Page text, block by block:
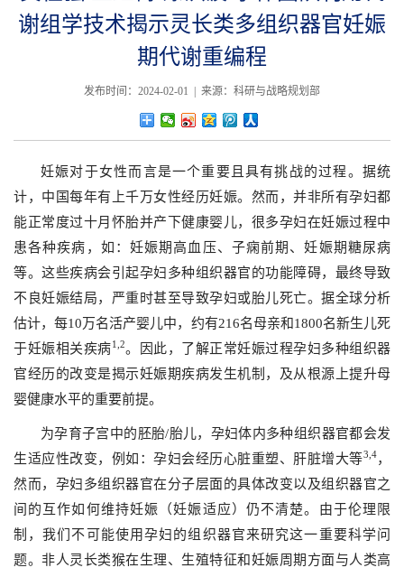
谢组学技术揭示灵长类多组织器官妊娠
期代谢重编程
发布时间：2024-02-01 | 来源：科研与战略规划部
妊娠对于女性而言是一个重要且具有挑战的过程。据统
计，中国每年有上千万女性经历妊娠。然而，并非所有孕妇都
能正常度过十月怀胎并产下健康婴儿，很多孕妇在妊娠过程中
患各种疾病，如：妊娠期高血压、子痫前期、妊娠期糖尿病
等。这些疾病会引起孕妇多种组织器官的功能障碍，最终导致
不良妊娠结局，严重时甚至导致孕妇或胎儿死亡。据全球分析
估计，每10万名活产婴儿中，约有216名母亲和1800名新生儿死
于妊娠相关疾病1 ,2。因此，了解正常妊娠过程孕妇多种组织器
官经历的改变是揭示妊娠期疾病发生机制，及从根源上提升母
婴健康水平的重要前提。
为孕育子宫中的胚胎/胎儿，孕妇体内多种组织器官都会发
生适应性改变，例如：孕妇会经历心脏重塑、肝脏增大等3 ,4，
然而，孕妇多组织器官在分子层面的具体改变以及组织器官之
间的互作如何维持妊娠（妊娠适应）仍不清楚。由于伦理限
制，我们不可能使用孕妇的组织器官来研究这一重要科学问
题。非人灵长类猴在生理、生殖特征和妊娠周期方面与人类高